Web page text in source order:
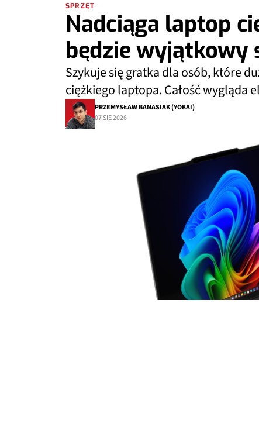
SPRZĘT
Nadciąga laptop
będzie wyjątkowy
Szykuje się gratka dla osób, które
ciężkiego laptopa. Całość wygląda
PRZEMYSŁAW BANASIAK (YOKAI)
07 SIE 2026